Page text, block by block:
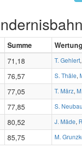
Summe Wertung
71,18 T. Gehlert,
76,57 S. Thäle,
77,05 T. März,
77,85 S.
80,52 J. Mäde,
85,75 M.